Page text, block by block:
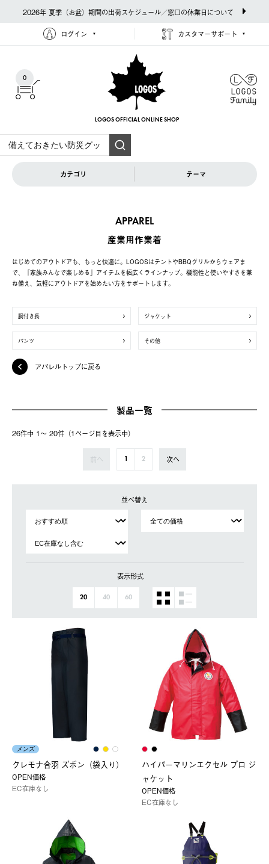
2026年 夏季（お盆）期間の出荷スケジュール／窓口の休業日について
ログイン カスタマーサポート
0
LOGOS OFFICIAL ONLINE SHOP
カテゴリ テーマ
APPAREL
産業用作業着
はじめてのアウトドアも、もっと快適に。LOGOSはテントやBBQグリルからウェアま
で、「家族みんなで楽しめる」アイテムを幅広くラインナップ。機能性と使いやすさを兼
ね備え、気軽にアウトドアを始めたい方をサポートします。
胴付き長 ジャケット
パンツ その他
アパレルトップに戻る
製品一覧
26件中 1〜 20件（1ページ⽬を表⽰中）
前へ 1 2 次へ
並べ替え
表示形式
20 40 60
メンズ
クレモナ合羽 ズボン（袋入り）
OPEN価格
EC在庫なし
ハイパーマリンエクセル プロ ジ
ャケット
OPEN価格
EC在庫なし